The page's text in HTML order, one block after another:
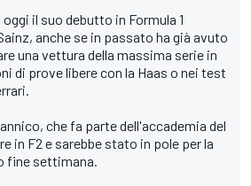
il suo debutto in Formula 1
anche se in passato ha già avuto
una vettura della massima serie in
di prove libere con la Haas o nei test
che fa parte dell'accademia del
in F2 e sarebbe stato in pole per la
fine settimana.